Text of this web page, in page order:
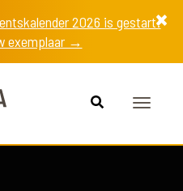
2026 is gestart!
exemplaar →
Toggle